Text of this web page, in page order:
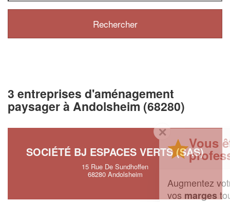
3 entreprises d'aménagement
paysager à Andolsheim (68280)
SOCIÉTÉ BJ ESPACES VERTS (SAS)
15 Rue De Sundhoffen
68280 Andolsheim
✕
Vous êtes un
professionnel ?
chiffre d'affaireset
tout en gagnant de